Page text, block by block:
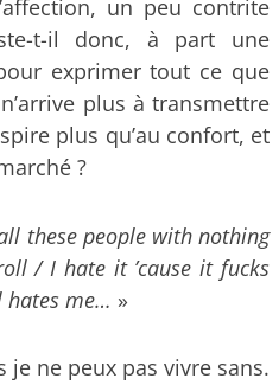
un peu contrite
t-il donc, à part une
exprimer tout ce que
plus à transmettre
plus qu’au confort, et
?
these people with nothing
/ I hate it ’cause it fucks
hates me… »
je ne peux pas vivre sans.